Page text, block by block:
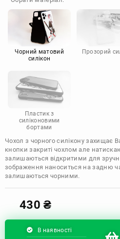
Doogee
Infinix
Sony
Motorola
Чорний матовий
силікон
Прозорий
Пластик з
силіконовими
бортами
Чохол з чорного силікону захищає
кнопки закриті чохлом але
залишаються відкритими для
зображення наноситься на задню
залишаються чорними.
430₴
В наявності